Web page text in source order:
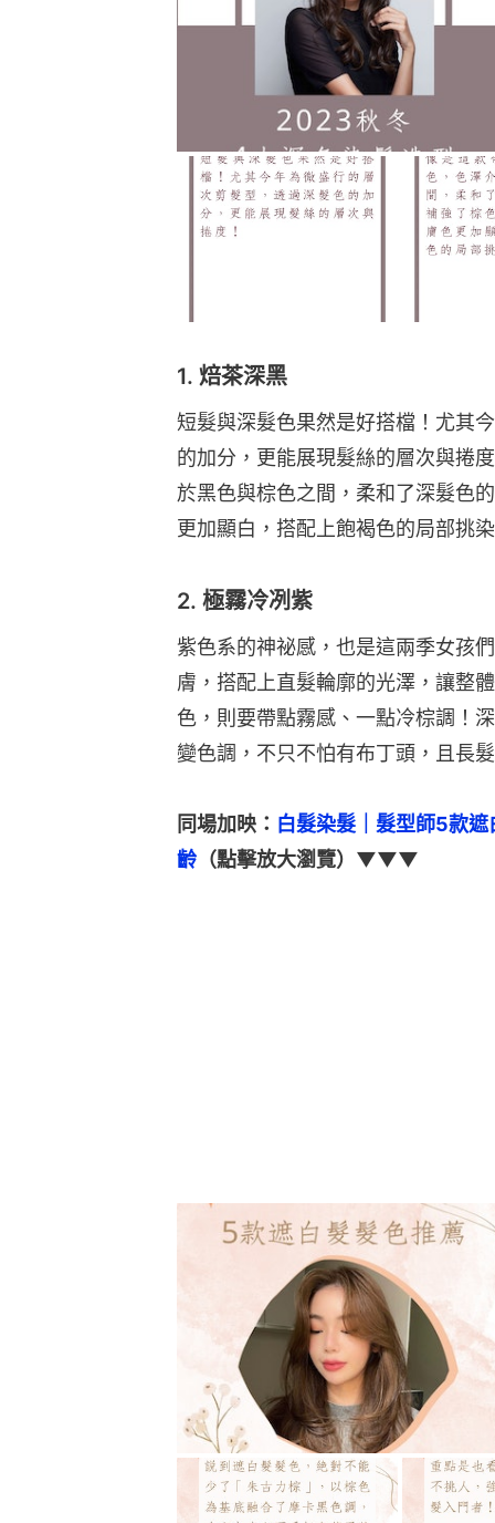
1. 焙茶深黑
短髮與深髮色果然是好搭檔！尤其
的加分，更能展現髮絲的層次與捲
於黑色與棕色之間，柔和了深髮色
更加顯白，搭配上飽褐色的局部挑
2. 極霧冷冽紫
紫色系的神祕感，也是這兩季女孩
膚，搭配上直髮輪廓的光澤，讓整
色，則要帶點霧感、一點冷棕調！
變色調，不只不怕有布丁頭，且長
同場加映： 白髮染髮｜髮型師5款
齡 （點擊放大瀏覽）▼▼▼